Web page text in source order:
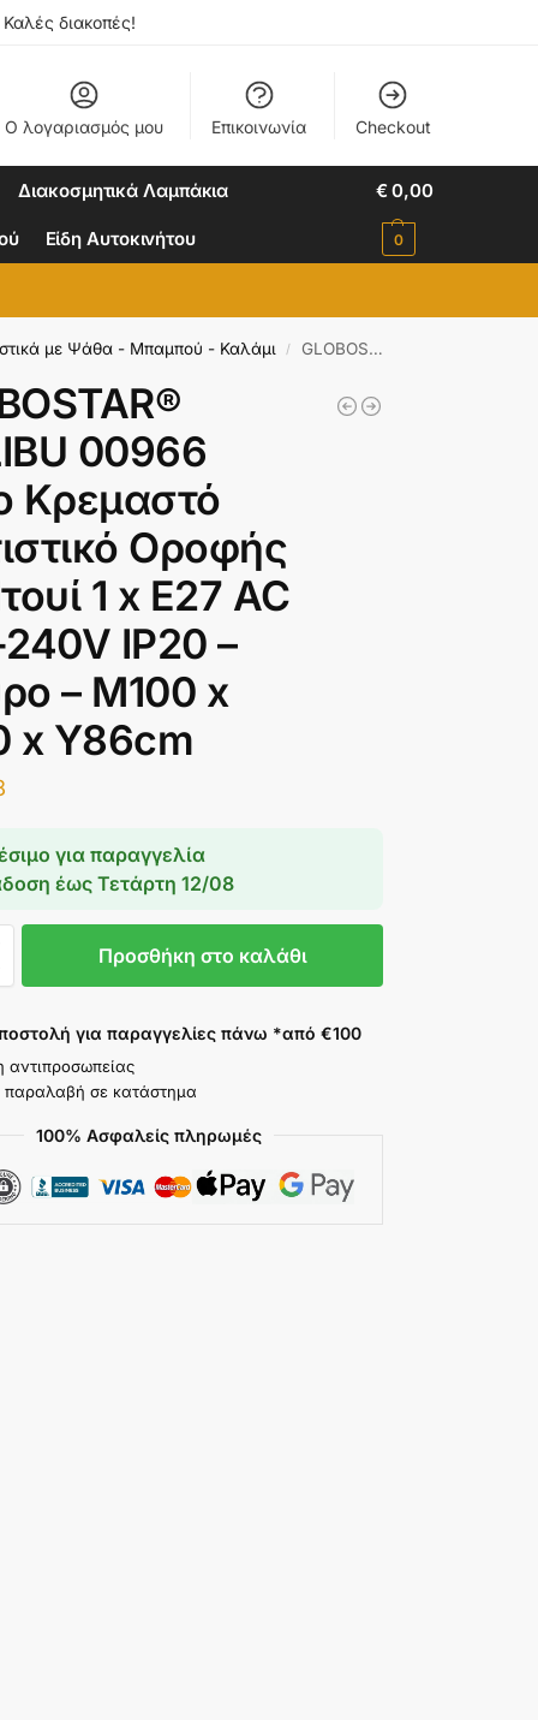
διακοπές!
Ο λογαριασμός μου Επικοινωνία Checkout
Διακοσμητικά Λαμπάκια
Είδη Αυτοκινήτου
€0,00
0
με Ψάθα - Μπαμπού - Καλάμι / GLOBOSTAR® MALIBU 00966 Boho Κρεμαστό Φωτιστικό Οροφής με Ντουί 1 x E27 AC 220-240V IP20 – Μαύρο – Μ100 x Π100 x Y86cm
00966
Κρεμαστό
Οροφής
1 x E27 AC
IP20 –
– Μ100 x
x Y86cm
για παραγγελία
έωςΤετάρτη 12/08
Προσθήκη στο καλάθι
για παραγγελίες πάνω *από €100
αντιπροσωπείας
σε κατάστημα
100% Ασφαλείς πληρωμές